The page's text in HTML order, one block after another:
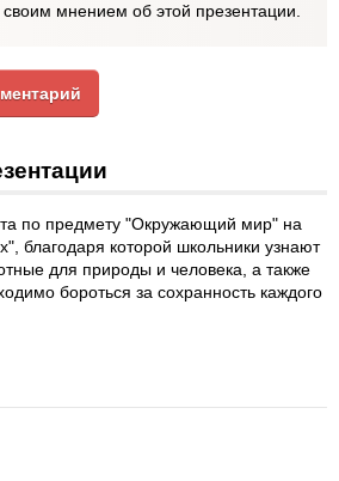
своим мнением об этой презентации.
по предмету "Окружающий мир" на
благодаря которой школьники узнают
для природы и человека, а также
бороться за сохранность каждого